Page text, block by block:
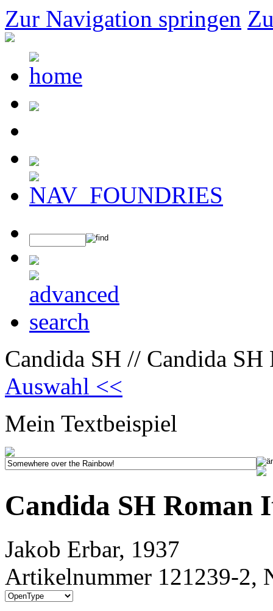
Zur Navigation springen
Candida SH // Candida
Auswahl <<
Mein Textbeispiel
Candida SH Roman
Jakob Erbar, 1937
Artikelnummer 121239-2,